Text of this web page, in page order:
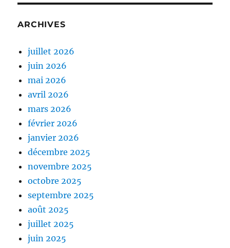
ARCHIVES
juillet 2026
juin 2026
mai 2026
avril 2026
mars 2026
février 2026
janvier 2026
décembre 2025
novembre 2025
octobre 2025
septembre 2025
août 2025
juillet 2025
juin 2025